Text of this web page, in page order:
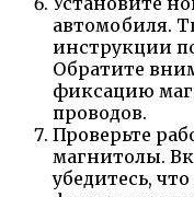
автомобиля.
инструкции
Обратите
фиксацию
проводов.
Проверьте
магнитолы.
убедитесь,